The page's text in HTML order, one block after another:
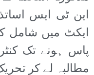
این ٹی ایس
ایکٹ میں شامل
پاس ہونے تک
مطالبہ لے کر